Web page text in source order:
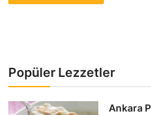
Popüler Lezzetler
Ankara